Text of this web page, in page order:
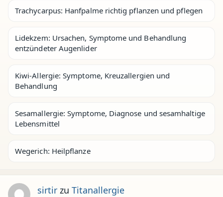
Trachycarpus: Hanfpalme richtig pflanzen und pflegen
Lidekzem: Ursachen, Symptome und Behandlung
entzündeter Augenlider
Kiwi-Allergie: Symptome, Kreuzallergien und
Behandlung
Sesamallergie: Symptome, Diagnose und sesamhaltige
Lebensmittel
Wegerich: Heilpflanze
sirtirzu Titanallergie